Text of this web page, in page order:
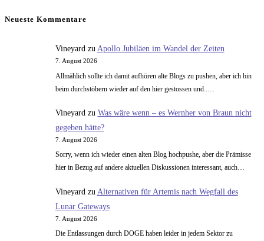
ein
Neueste Kommentare
Vineyardzu Apollo Jubiläen im Wandel der Zeiten
7. August 2026
Allmählich sollte ich damit aufhören alte Blogs zu pushen, aber ich bin
beim durchstöbern wieder auf den hier gestossen und..…
Vineyard zu Was wäre wenn – es Wernher von Braun nicht
gegeben hätte?
7. August 2026
Sorry, wenn ich wieder einen alten Blog hochpushe, aber die Prämisse
hier in Bezug auf andere aktuellen Diskussionen interessant, auch…
Vineyard zu Alternativen für Artemis nach Wegfall des
Lunar Gateways
7. August 2026
Die Entlassungen durch DOGE haben leider in jedem Sektor zu